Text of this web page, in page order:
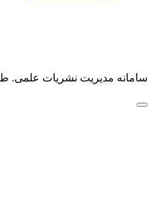
سامانه مدیریت نشریات علمی.